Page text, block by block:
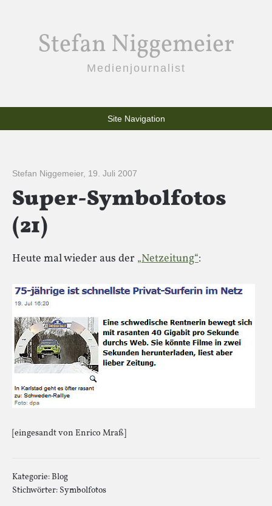
Stefan Niggemeier
Medienjournalist
Site Navigation
Stefan Niggemeier, 19. Juli 2007
Super-Symbolfotos
(21)
Heute mal wieder aus der „Netzeitung“:
[eingesandt von Enrico Mraß]
Kategorie:Blog
Stichwörter: Symbolfotos